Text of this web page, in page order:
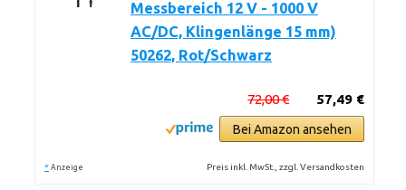
Messbereich 12 V - 1000 V
AC/DC, Klingenlänge 15 mm)
50262, Rot/Schwarz
57,49 €
72,00 €
Bei Amazon ansehen
* Anzeige Preis inkl. MwSt., zzgl. Versandkosten